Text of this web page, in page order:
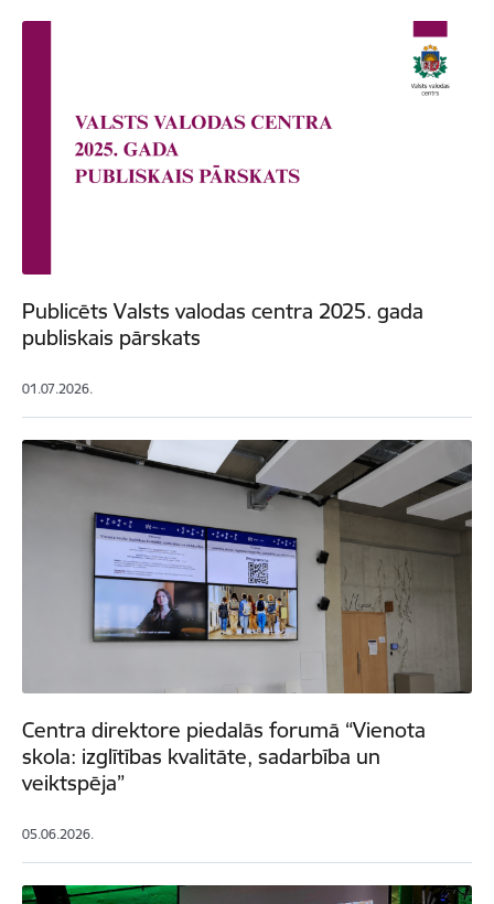
Publicēts Valsts valodas centra 2025. gada
publiskais pārskats
01.07.2026.
Centra direktore piedalās forumā “Vienota
skola: izglītības kvalitāte, sadarbība un
veiktspēja”
05.06.2026.